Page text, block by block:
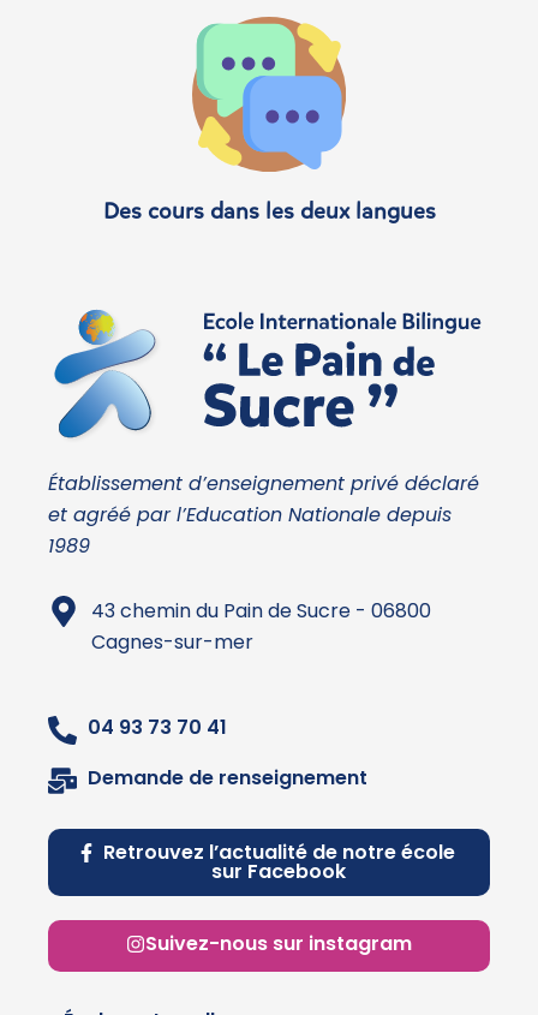
Des cours dans les deux langues
Établissement d’enseignement privé déclaré
et agréé par l’Education Nationale depuis
1989
43 chemin du Pain de Sucre - 06800
Cagnes-sur-mer
04 93 73 70 41
Demande de renseignement
Retrouvez l’actualité de notre école
sur Facebook
Suivez-nous sur instagram